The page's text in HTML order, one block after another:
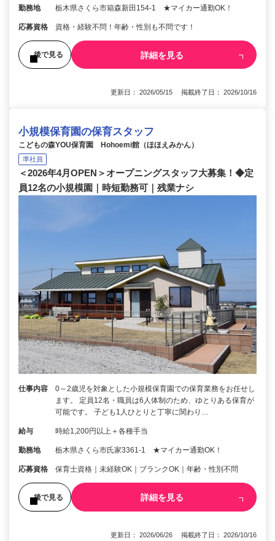
勤務地 栃木県さくら市箱森新田154‐1 ★マイカー通勤OK！
応募資格 資格・経験不問！年齢・性別も不問です！
後で見る 詳細を見る
更新日： 2026/05/15 掲載終了日： 2026/10/16
小規模保育園の保育スタッフ
こどもの森YOU保育園 Hohoemi館（ほほえみかん）
準社員
＜2026年4月OPEN＞オープニングスタッフ大募集！◆定
員12名の小規模園｜時短勤務可｜残業ナシ
仕事内容
0～2歳児を対象とした小規模保育園での保育業務をお任せし
ます。 定員12名・職員は6人体制のため、ゆとりある保育が
可能です。 子ども1人ひとりと丁寧に関わり…
給与 時給1,200円以上＋各種手当
勤務地 栃木県さくら市氏家3361‐1 ★マイカー通勤OK！
応募資格 保育士資格｜未経験OK｜ブランクOK｜年齢・性別不問
後で見る 詳細を見る
更新日： 2026/06/26 掲載終了日： 2026/10/16